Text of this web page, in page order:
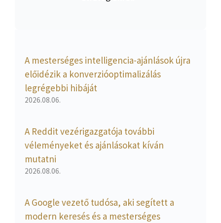
A mesterséges intelligencia-ajánlások újra
előidézik a konverzióoptimalizálás
legrégebbi hibáját
2026.08.06.
A Reddit vezérigazgatója további
véleményeket és ajánlásokat kíván
mutatni
2026.08.06.
A Google vezető tudósa, aki segített a
modern keresés és a mesterséges